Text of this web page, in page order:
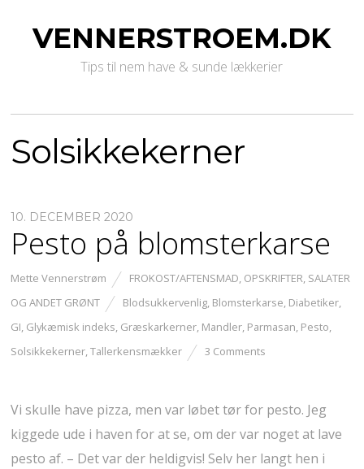
VENNERSTROEM.DK
Tips til nem have & sunde lækkerier
Solsikkekerner
10. DECEMBER 2020
Pesto på blomsterkarse
Mette Vennerstrøm FROKOST/AFTENSMAD, OPSKRIFTER, SALATER
OG ANDET GRØNT
Blodsukkervenlig, Blomsterkarse, Diabetiker,
GI, Glykæmisk indeks, Græskarkerner, Mandler, Parmasan, Pesto,
Solsikkekerner,Tallerkensmækker 3 Comments
Vi skulle have pizza, men var løbet tør for pesto. Jeg
kiggede ude i haven for at se, om der var noget at lave
pesto af. – Det var der heldigvis! Selv her langt hen i